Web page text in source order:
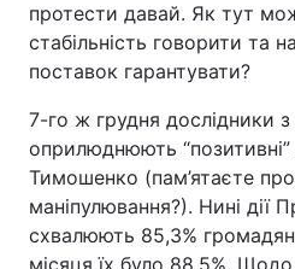
протести давай. Як тут
стабільність говорити та
поставок гарантувати?
7-го ж грудня дослідники з
оприлюднюють
Тимошенко (пам’ятаєте про
маніпулювання?). Нині дії
схвалюють 85,3%
місяця їх було 88,5%.